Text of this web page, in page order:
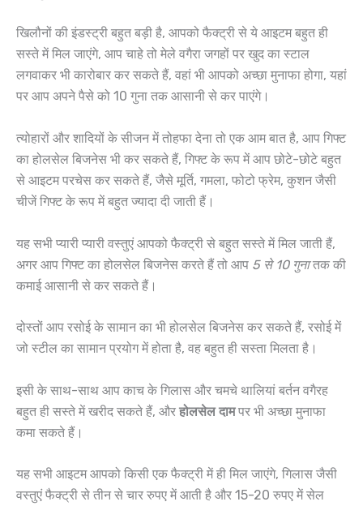
खिलौनों की इंडस्ट्री बहुत बड़ी है, आपको फैक्ट्री से ये आइटम बहुत ही
सस्ते में मिल जाएंगे, आप चाहे तो मेले वगैरा जगहों पर खुद का स्टाल
लगवाकर भी कारोबार कर सकते हैं, वहां भी आपको अच्छा मुनाफा होगा, यहां
पर आप अपने पैसे को 10 गुना तक आसानी से कर पाएंगे।
त्योहारों और शादियों के सीजन में तोहफा देना तो एक आम बात है, आप गिफ्ट
का होलसेल बिजनेस भी कर सकते हैं, गिफ्ट के रूप में आप छोटे-छोटे बहुत
से आइटम परचेस कर सकते हैं, जैसे मूर्ति, गमला, फोटो फ्रेम, कुशन जैसी
चीजें गिफ्ट के रूप में बहुत ज्यादा दी जाती हैं।
यह सभी प्यारी प्यारी वस्तुएं आपको फैक्ट्री से बहुत सस्ते में मिल जाती हैं,
अगर आप गिफ्ट का होलसेल बिजनेस करते हैं तो आप 5 से 10 गुनातक की
कमाई आसानी से कर सकते हैं।
दोस्तों आप रसोई के सामान का भी होलसेल बिजनेस कर सकते हैं, रसोई में
जो स्टील का सामान प्रयोग में होता है, वह बहुत ही सस्ता मिलता है।
इसी के साथ-साथ आप काच के गिलास और चमचे थालियां बर्तन वगैरह
बहुत ही सस्ते में खरीद सकते हैं, और होलसेल दामपर भी अच्छा मुनाफा
कमा सकते हैं।
यह सभी आइटम आपको किसी एक फैक्ट्री में ही मिल जाएंगे, गिलास जैसी
वस्तुएं फैक्ट्री से तीन से चार रुपए में आती है और 15-20 रुपए में सेल